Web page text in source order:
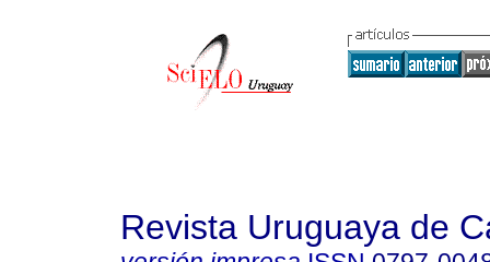
Revista Uruguaya de